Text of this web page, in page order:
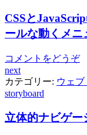
CSSと
ールな動くメニ
コメントをどうぞ
next
カテゴリー: ウェ
storyboard
立体的ナビゲー